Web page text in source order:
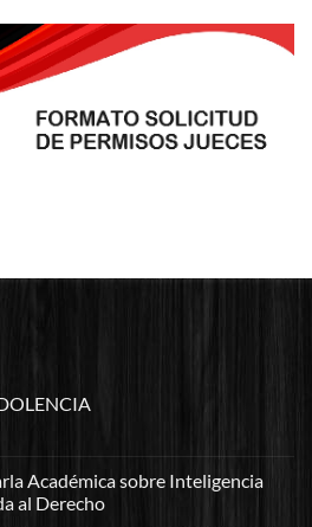
Académica sobre Inteligencia
al Derecho